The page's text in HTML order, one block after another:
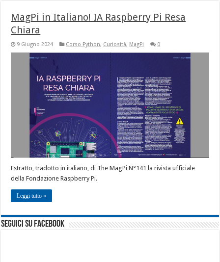
MagPi in Italiano! IA Raspberry Pi Resa
Chiara
9 Giugno 2024 Corso Python, Curiosità, MagPi 0
Estratto, tradotto in italiano, di The MagPi N°141 la rivista ufficiale
della Fondazione Raspberry Pi.
Leggi tutto »
seguici su facebook